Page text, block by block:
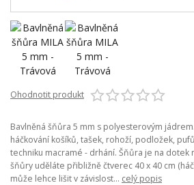
Ohodnotit produkt
Bavlněná šňůra 5 mm s polyesterovým
háčkování košíků, tašek, rohoží, podložek,
techniku macramé - drhání. Šňůra je na dotek
šňůry uděláte přibližně čtverec 40 x 40 cm
může lehce lišit v závislost... celý popis